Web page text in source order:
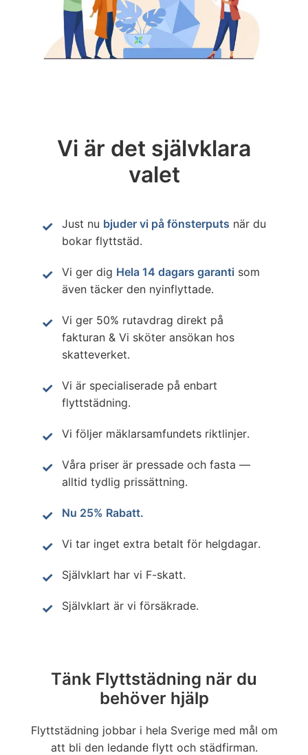
Vi är det självklara
valet
Just nu bjuder vi på fönsterputs när du
bokar flyttstäd.
Vi ger dig Hela 14 dagars garanti som
även täcker den nyinflyttade.
Vi ger 50% rutavdrag direkt på
fakturan & Vi sköter ansökan hos
skatteverket.
Vi är specialiserade på enbart
flyttstädning.
Vi följer mäklarsamfundets riktlinjer.
Våra priser är pressade och fasta —
alltid tydlig prissättning.
Nu 25% Rabatt.
Vi tar inget extra betalt för helgdagar.
Självklart har vi F-skatt.
Självklart är vi försäkrade.
Tänk Flyttstädning när du
behöver hjälp
Flyttstädning jobbar i hela Sverige med mål om
att bli den ledande flytt och städfirman.